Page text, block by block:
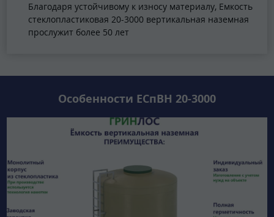
Благодаря устойчивому к износу материалу, Емкость
стеклопластиковая 20-3000 вертикальная наземная
прослужит более 50 лет
Особенности ЕСпВН 20-3000